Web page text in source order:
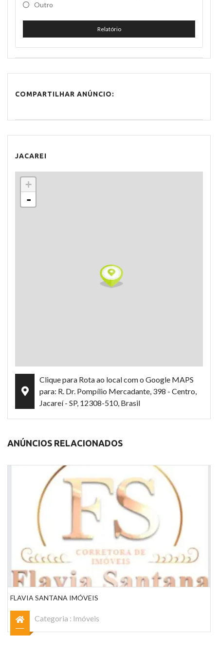
Outro
Relatório
COMPARTILHAR ANÚNCIO:
JACAREI
+
-
Clique para Rota ao local com o Google MAPS
para: R. Dr. Pompílio Mercadante, 398 - Centro,
Jacareí - SP, 12308-510, Brasil
ANÚNCIOS RELACIONADOS
FLAVIA SANTANA IMÓVEIS
Categoria : Imóveis